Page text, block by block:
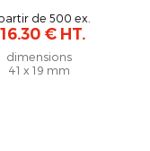
de 500 ex.
€ HT.
dimensions
41 x 19 mm